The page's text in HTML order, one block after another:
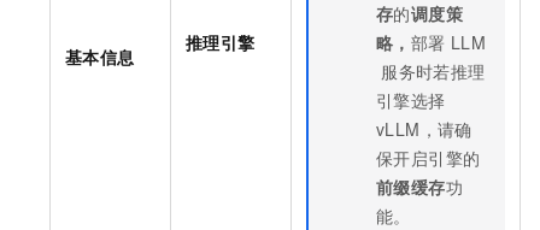
基本信息
推理引擎
存的调度策
略， 部署 LLM
服务时若推理
引擎选择
vLLM，请确
保开启引擎的
前缀缓存功
能。